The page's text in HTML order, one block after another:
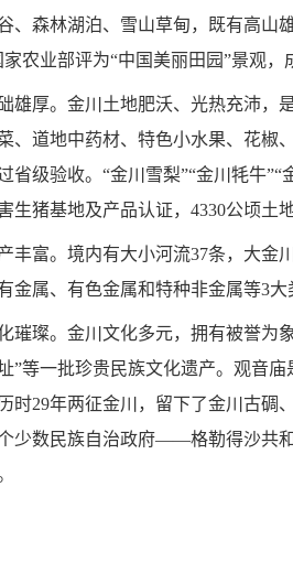
、森林湖泊、雪山草甸，既有高山
农业部评为“中国美丽田园”景观，
雄厚。 金川土地肥沃、光热充沛，
、道地中药材、特色小水果、花椒
省级验收。 “金川雪梨”“金川牦牛”“
生猪基地及产品认证， 4330公顷土
丰富。 境内有大小河流37条，大金
金属、有色金属和特种非金属等3大
璀璨。 金川文化多元，拥有被誉为
”等一批珍贵民族文化遗产。观音
时29年两征金川，留下了金川古碉
少数民族自治政府——格勒得沙共